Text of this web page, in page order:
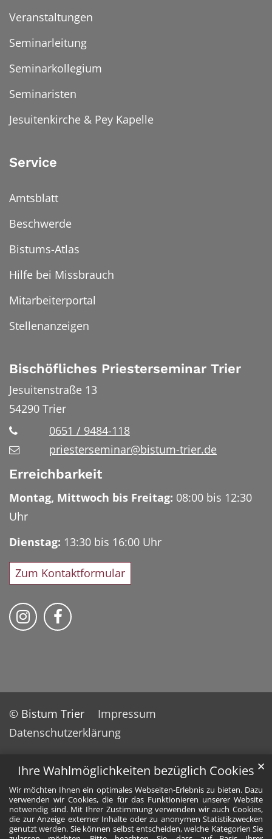
Ihre Wahlmöglichkeiten bezüglich Cookies
Wir möchten Ihnen ein optimales Webseiten-Erlebnis zu bieten. Dazu
verwenden wir Cookies, die für das Funktionieren unserer Website
notwendig sind. Mit Ihrer Zustimmung verwenden wir auch Cookies,
die zur Anzeige externer Inhalte oder zu anonymen Statistikzwecken
genutzt werden. Sie können selbst entscheiden, welche Kategorien Sie
✕
Veranstaltungen
Seminarleitung
Seminarkollegium
Seminaristen
Jesuitenkirche & Pey Kapelle
Service
Amtsblatt
Beschwerde
Bistums-Atlas
Hilfe bei Missbrauch
Mitarbeiterportal
Stellenanzeigen
Bischöfliches Priesterseminar Trier
Jesuitenstraße 13
54290 Trier
0651 / 9484-118
priesterseminar@bistum-trier.de
Erreichbarkeit
Montag, Mittwoch bis Freitag: 08:00 bis 12:30
Uhr
Dienstag: 13:30 bis 16:00 Uhr
Zum Kontaktformular
Bischöfliches Priesterseminar auf
Bischöfliches Priesterseminar auf
© Bistum Trier
Impressum
Datenschutzerklärung